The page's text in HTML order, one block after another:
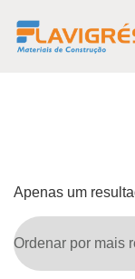
Apenas um